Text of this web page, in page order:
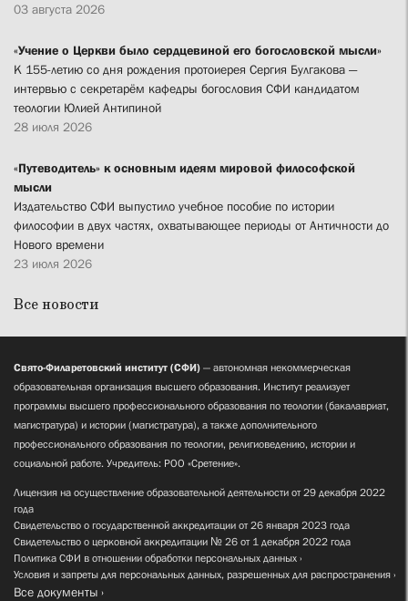
03 августа 2026
«Учение о Церкви было сердцевиной его богословской мысли»
К 155-летию со дня рождения протоиерея Сергия Булгакова —
интервью с секретарём кафедры богословия СФИ кандидатом
теологии Юлией Антипиной
28 июля 2026
«Путеводитель» к основным идеям мировой философской
мысли
Издательство СФИ выпустило учебное пособие по истории
философии в двух частях, охватывающее периоды от Античности до
Нового времени
23 июля 2026
Все новости
Свято-Филаретовский институт (СФИ) — автономная некоммерческая
образовательная организация высшего образования. Институт реализует
программы высшего профессионального образования по теологии (бакалавриат,
магистратура) и истории (магистратура), а также дополнительного
профессионального образования по теологии, религиоведению, истории и
социальной работе. Учредитель: РОО «Сретение».
Лицензия на осуществление образовательной деятельности от 29 декабря 2022
года
Свидетельство о государственной аккредитации от 26 января 2023 года
Свидетельство о церковной аккредитации № 26 от 1 декабря 2022 года
Политика СФИ в отношении обработки персональных данных
Условия и запреты для персональных данных, разрешенных для распространения
Все документы